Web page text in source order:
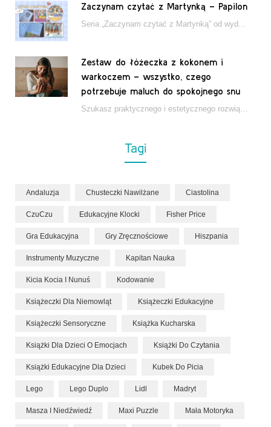
Zaczynam czytać z Martynką – Papilon
Zestaw do łóżeczka z kokonem i
warkoczem – wszystko, czego
potrzebuje maluch do spokojnego snu
Tagi
Andaluzja Chusteczki Nawilżane Ciastolina
CzuCzu Edukacyjne Klocki Fisher Price
Gra Edukacyjna Gry Zręcznościowe Hiszpania
Instrumenty Muzyczne Kapitan Nauka
Kicia Kocia I Nunuś Kodowanie
Książeczki Dla Niemowląt Książeczki Edukacyjne
Książeczki Sensoryczne Książka Kucharska
Książki Dla Dzieci O Emocjach Książki Do Czytania
Książki Edukacyjne Dla Dzieci Kubek Do Picia
Lego Lego Duplo Lidl Madryt
Masza I Niedźwiedź Maxi Puzzle Mała Motoryka